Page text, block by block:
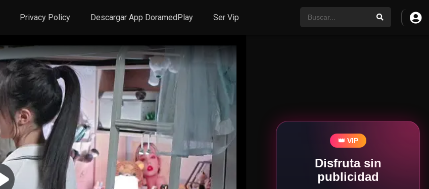
Privacy Policy Descargar App DoramedPlay Ser Vip
👑 VIP
Disfruta sin
publicidad